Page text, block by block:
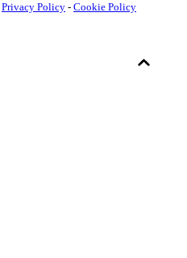
Privacy Policy - Cookie Policy